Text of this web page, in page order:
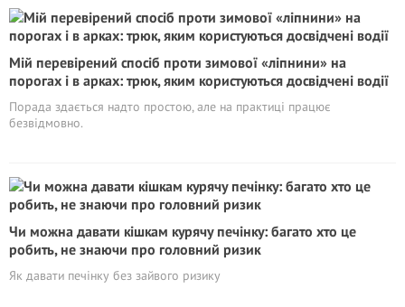
Мій перевірений спосіб проти зимової «ліпнини» на
порогах і в арках: трюк, яким користуються досвідчені водії
Порада здається надто простою, але на практиці працює
безвідмовно.
Чи можна давати кішкам курячу печінку: багато хто це
робить, не знаючи про головний ризик
Як давати печінку без зайвого ризику